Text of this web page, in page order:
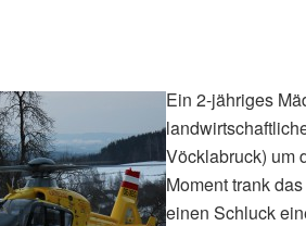
Ein 2-jähriges
Vöcklabruck) um
Moment trank
einen Schluck